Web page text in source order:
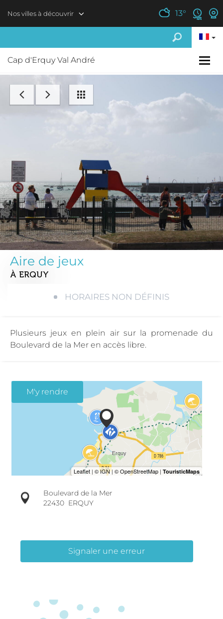
Nos villes à découvrir 13°
Cap d'Erquy Val André
Aire de jeux
À ERQUY
HORAIRES NON DÉFINIS
Plusieurs jeux en plein air sur la promenade du
Boulevard de la Mer en accès libre.
M'y rendre
Boulevard de la Mer
22430 ERQUY
Signaler une erreur